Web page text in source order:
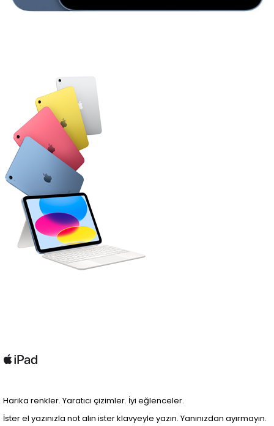
Harika renkler. Yaratıcı çizimler. İyi eğlenceler.
İster el yazınızla not alın ister klavyeyle yazın. Yanınızdan ayırmayın.